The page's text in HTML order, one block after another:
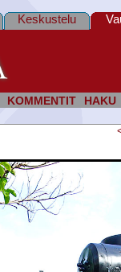
KOMMENTIT HAKU
Keskustelu